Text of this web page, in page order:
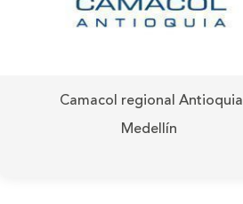
Camacol regional Antioquia
Medellín